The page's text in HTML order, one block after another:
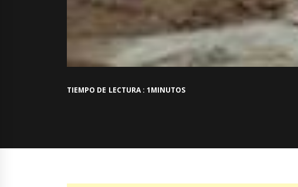
TIEMPO DE LECTURA : 1MINUTOS